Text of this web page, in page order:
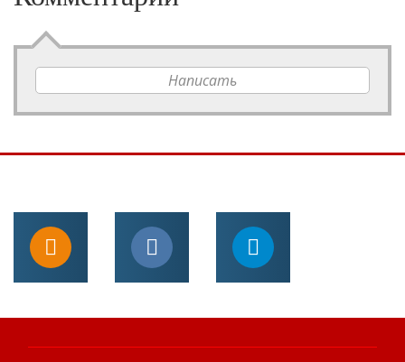
Написать